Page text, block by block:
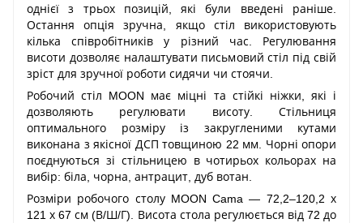
однієї з трьох позицій, які були введені раніше.
Остання опція зручна, якщо стіл використовують
кілька співробітників у різний час. Регулювання
висоти дозволяє налаштувати письмовий стіл під свій
зріст для зручної роботи сидячи чи стоячи.
Робочий стіл MOON має міцні та стійкі ніжки, які і
дозволяють регулювати висоту. Стільниця
оптимального розміру із закругленими кутами
виконана з якісної ДСП товщиною 22 мм. Чорні опори
поєднуються зі стільницею в чотирьох кольорах на
вибір: біла, чорна, антрацит, дуб вотан.
Розміри робочого столу MOON Cama — 72,2–120,2 х
121 х 67 см (В/Ш/Г). Висота стола регулюється від 72 до